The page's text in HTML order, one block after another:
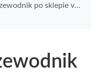
vcp ostrołęka i najlepsze promocje IBvape dla klientów z Ostrołęki